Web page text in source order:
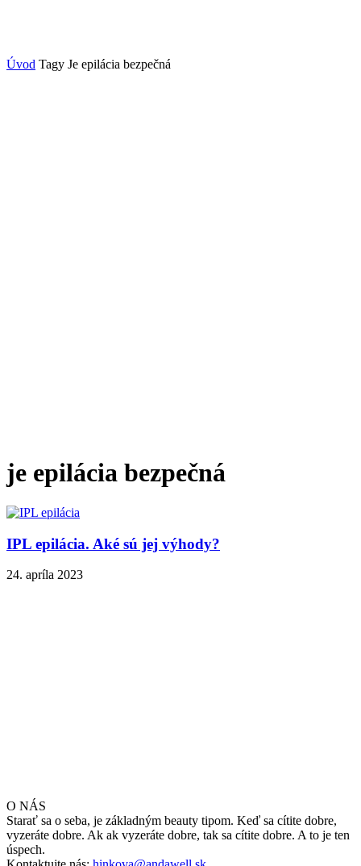
Úvod Tagy Je epilácia bezpečná
je epilácia bezpečná
IPL epilácia. Aké sú jej výhody?
24. apríla 2023
O NÁS
Starať sa o seba, je základným beauty tipom. Keď sa cítite dobre,
vyzeráte dobre. Ak ak vyzeráte dobre, tak sa cítite dobre. A to je ten
úspech.